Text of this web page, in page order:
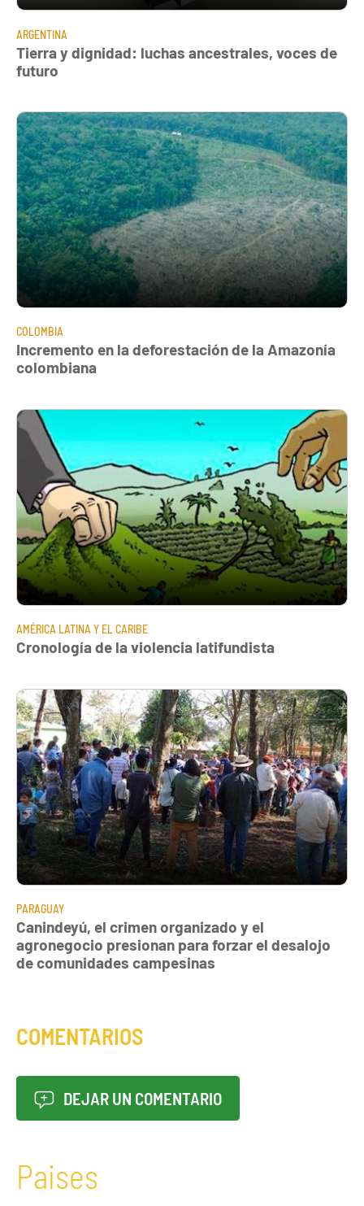
ARGENTINA
Tierra y dignidad: luchas ancestrales, voces de
futuro
COLOMBIA
Incremento en la deforestación de la Amazonía
colombiana
AMÉRICA LATINA Y EL CARIBE
Cronología de la violencia latifundista
PARAGUAY
Canindeyú, el crimen organizado y el
agronegocio presionan para forzar el desalojo
de comunidades campesinas
COMENTARIOS
DEJAR UN COMENTARIO
Paises